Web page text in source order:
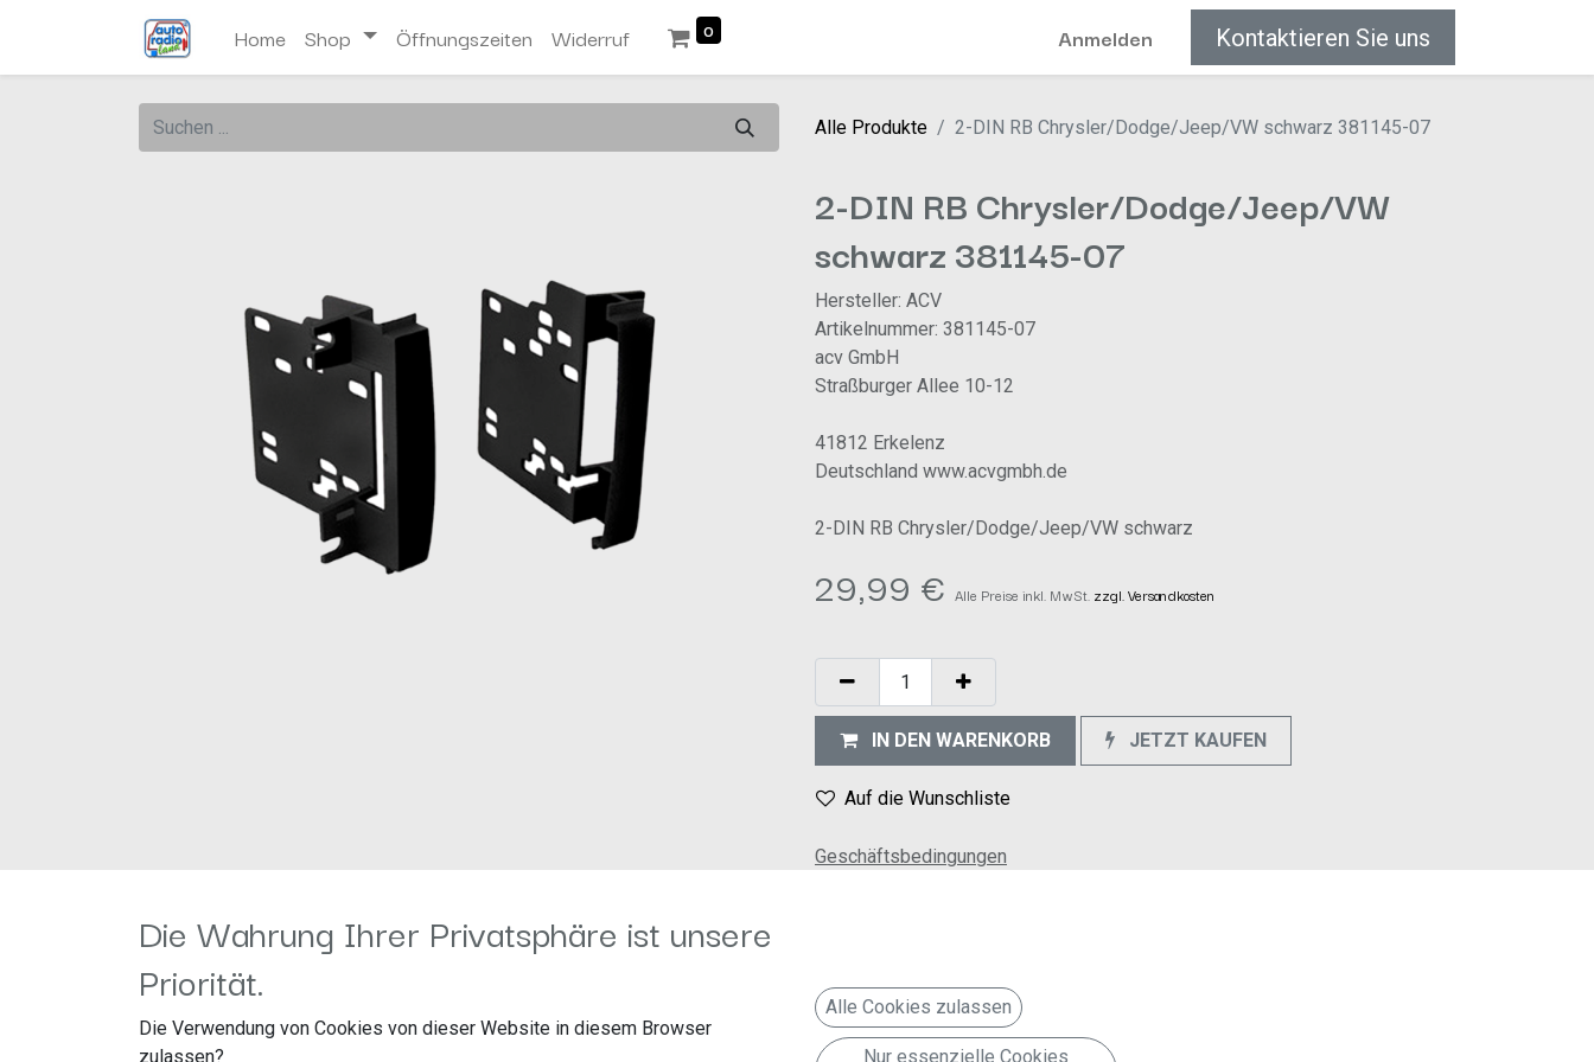
Home Shop Öffnungszeiten Widerruf 0 Anmelden Kontaktieren Sie uns
Alle Produkte 2-DIN RB Chrysler/Dodge/Jeep/VW schwarz 381145-07
2-DIN RB Chrysler/Dodge/Jeep/VW
schwarz 381145-07
Hersteller: ACV
Artikelnummer: 381145-07
acv GmbH
Straßburger Allee 10-12
41812 Erkelenz
Deutschland www.acvgmbh.de
2-DIN RB Chrysler/Dodge/Jeep/VW schwarz
29,99 € Alle Preise inkl. MwSt. zzgl. Versandkosten
IN DEN WARENKORB JETZT KAUFEN
Auf die Wunschliste
Geschäftsbedingungen
Für folgende Fahrzeuge geeignet:
Die Wahrung Ihrer Privatsphäre ist unsere
Priorität.
Die Verwendung von Cookies von dieser Website in diesem Browser
zulassen?
Alle Cookies zulassen
Nur essenzielle Cookies